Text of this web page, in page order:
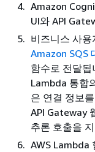
Amazon
UI와 API
비즈니스 사
Amazon SQS
함수로 전달
Lambda 통합
은 연결 정보
API Gateway
추론 호출을
AWS Lambda